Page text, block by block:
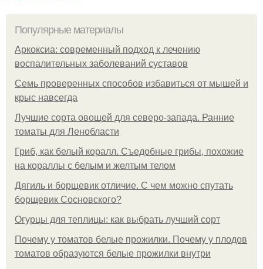
Популярные материалы
Аркоксиа: современный подход к лечению
воспалительных заболеваний суставов
Семь проверенных способов избавиться от мышей и
крыс навсегда
Лучшие сорта овощей для северо-запада. Ранние
томаты для Ленобласти
Гриб, как белый коралл. Съедобные грибы, похожие
на кораллы с белым и желтым телом
Дягиль и борщевик отличие. С чем можно спутать
борщевик Сосновского?
Огурцы для теплицы: как выбрать лучший сорт
Почему у томатов белые прожилки. Почему у плодов
томатов образуются белые прожилки внутри